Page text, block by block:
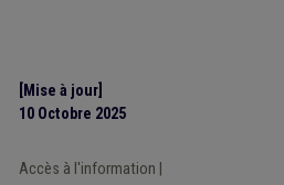
[Mise à jour]
10 Octobre 2025
Accès à l'information